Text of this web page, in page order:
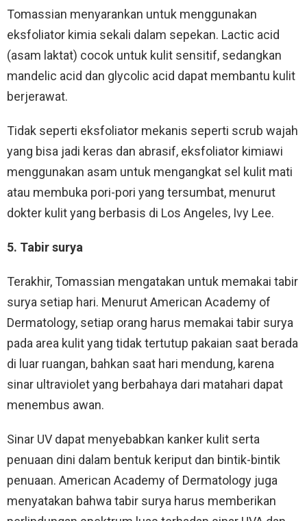
Tomassian menyarankan untuk menggunakan
eksfoliator kimia sekali dalam sepekan. Lactic acid
(asam laktat) cocok untuk kulit sensitif, sedangkan
mandelic acid dan glycolic acid dapat membantu kulit
berjerawat.
Tidak seperti eksfoliator mekanis seperti scrub wajah
yang bisa jadi keras dan abrasif, eksfoliator kimiawi
menggunakan asam untuk mengangkat sel kulit mati
atau membuka pori-pori yang tersumbat, menurut
dokter kulit yang berbasis di Los Angeles, Ivy Lee.
5. Tabir surya
Terakhir, Tomassian mengatakan untuk memakai tabir
surya setiap hari. Menurut American Academy of
Dermatology, setiap orang harus memakai tabir surya
pada area kulit yang tidak tertutup pakaian saat berada
di luar ruangan, bahkan saat hari mendung, karena
sinar ultraviolet yang berbahaya dari matahari dapat
menembus awan.
Sinar UV dapat menyebabkan kanker kulit serta
penuaan dini dalam bentuk keriput dan bintik-bintik
penuaan. American Academy of Dermatology juga
menyatakan bahwa tabir surya harus memberikan